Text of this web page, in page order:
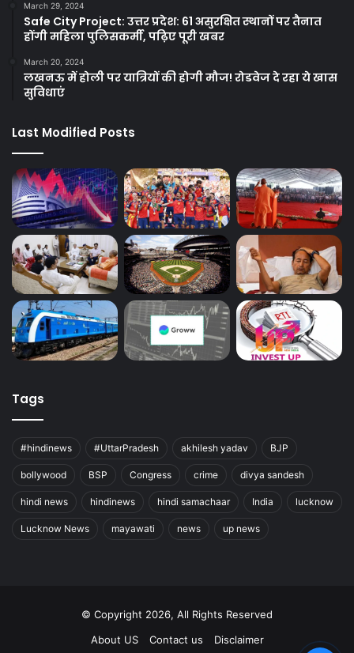
March 29, 2024
Safe City Project: उत्तर प्रदेश: 61 असुरक्षित स्थानों पर तैनात
होंगी महिला पुलिसकर्मी, पढ़िए पूरी खबर
March 20, 2024
लखनऊ में होली पर यात्रियों की होगी मौज! रोडवेज दे रहा ये खास
सुविधाएं
Last Modified Posts
Tags
#hindinews #UttarPradesh akhilesh yadav BJP
bollywood BSP Congress crime divya sandesh
hindi news hindinews hindi samachaar India lucknow
Lucknow News mayawati news up news
© Copyright 2026, All Rights Reserved
About US
Contact us Disclaimer